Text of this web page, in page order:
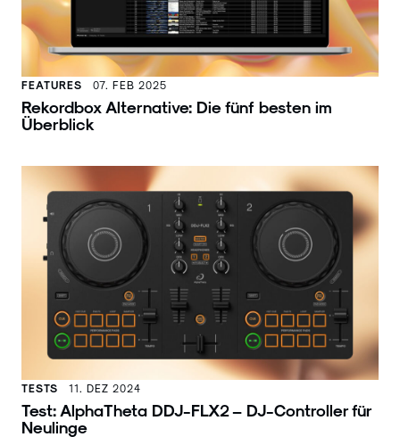
FEATURES 07. FEB 2025
Rekordbox Alternative: Die fünf besten im
Überblick
TESTS 11. DEZ 2024
Test: AlphaTheta DDJ-FLX2 – DJ-Controller für
Neulinge